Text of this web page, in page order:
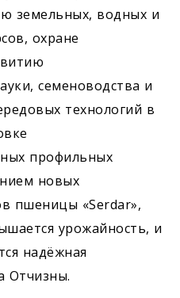
земельных, водных и
охране
семеноводства и
технологий в
профильных
новых
пшеницы «Serdar»,
урожайность, и
надёжная
Отчизны.